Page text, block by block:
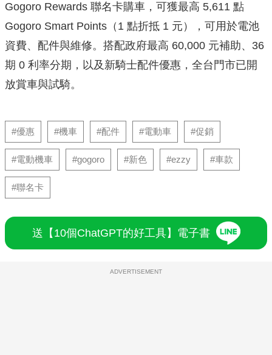
Gogoro Rewards 聯名卡購車，可獲最高 5,611 點
Gogoro Smart Points（1 點折抵 1 元），可用於電池
資費、配件與維修。搭配政府最高 60,000 元補助、36
期 0 利率分期，以及新騎士配件優惠，全台門市已開
放賞車與試騎。
#優惠 #機車 #配件 #電動車 #促銷
#電動機車 #gogoro #新色 #ezzy #車款
#聯名卡
送【10個ChatGPT的好工具】電子書
ADVERTISEMENT